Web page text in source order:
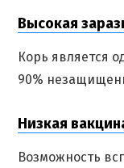
Высокая
Корь является
90%
Низкая
Возможность